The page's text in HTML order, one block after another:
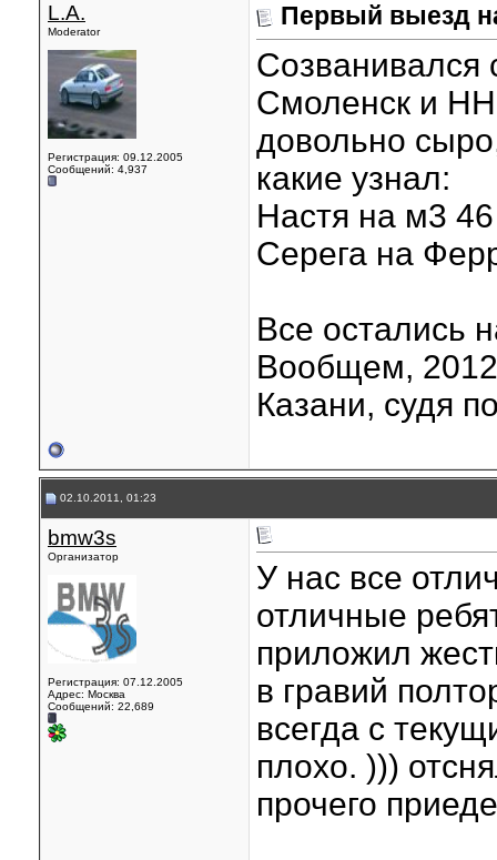
L.A.
Moderator
Регистрация: 09.12.2005
Сообщений: 4,937
Первый выезд
Созванивался
Смоленск и
довольно
какие узнал:
Настя на м3
Серега на
Все остались
Вообщем,
Казани, судя
02.10.2011, 01:23
bmw3s
Организатор
Регистрация: 07.12.2005
Адрес: Москва
Сообщений: 22,689
У нас все
отличные
приложил
в гравий
всегда с
плохо. )))
прочего